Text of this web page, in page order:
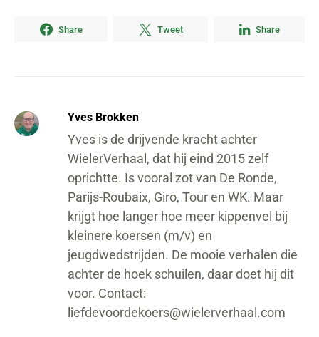
Share Tweet Share
Yves Brokken
Yves is de drijvende kracht achter
WielerVerhaal, dat hij eind 2015 zelf
oprichtte. Is vooral zot van De Ronde,
Parijs-Roubaix, Giro, Tour en WK. Maar
krijgt hoe langer hoe meer kippenvel bij
kleinere koersen (m/v) en
jeugdwedstrijden. De mooie verhalen die
achter de hoek schuilen, daar doet hij dit
voor. Contact:
liefdevoordekoers@wielerverhaal.com